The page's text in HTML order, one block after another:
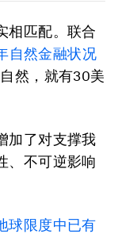
相匹配。联合
自然金融状况
然，就有30美
加了对支撑我
、不可逆影响
球限度中已有